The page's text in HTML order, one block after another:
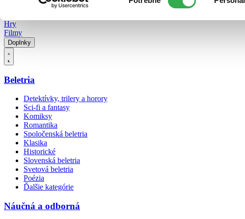
súhlasu
Hry
Filmy
Doplnky
Beletria
Detektívky, trilery a horory
Sci-fi a fantasy
Komiksy
Romantika
Spoločenská beletria
Klasika
Historické
Slovenská beletria
Svetová beletria
Poézia
Ďalšie kategórie
Náučná a odborná